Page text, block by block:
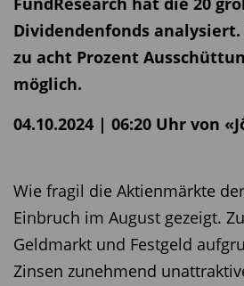
Dividendenfonds analysiert.
zu acht Prozent
möglich.
04.10.2024 | 06:20 Uhr von
Wie fragil die Aktienmärkte
Einbruch im August gezeigt.
Geldmarkt und Festgeld
Zinsen zunehmend